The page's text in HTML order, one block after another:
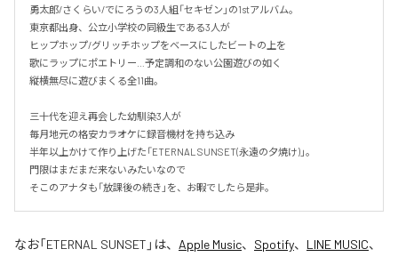
勇太郎/さくらい/でにろうの3人組「セキゼン」の1stアルバム。
東京都出身、公立小学校の同級生である3人が
ヒップホップ/グリッチホップをベースにしたビートの上を
歌にラップにポエトリー…予定調和のない公園遊びの如く
縦横無尽に遊びまくる全11曲。
三十代を迎え再会した幼馴染3人が
毎月地元の格安カラオケに録音機材を持ち込み
半年以上かけて作り上げた「ETERNAL SUNSET(永遠の夕焼け)」。
門限はまだまだ来ないみたいなので
そこのアナタも「放課後の続き」を、お暇でしたら是非。
なお「ETERNAL SUNSET 」は、 Apple Music、 Spotify、 LINE MUSIC、